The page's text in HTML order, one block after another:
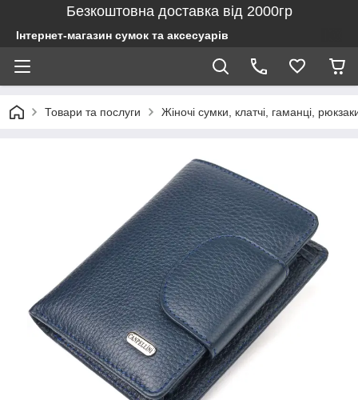
Безкоштовна доставка від 2000гр
Інтернет-магазин сумок та аксесуарів
Товари та послуги Жіночі сумки, клатчі, гаманці,